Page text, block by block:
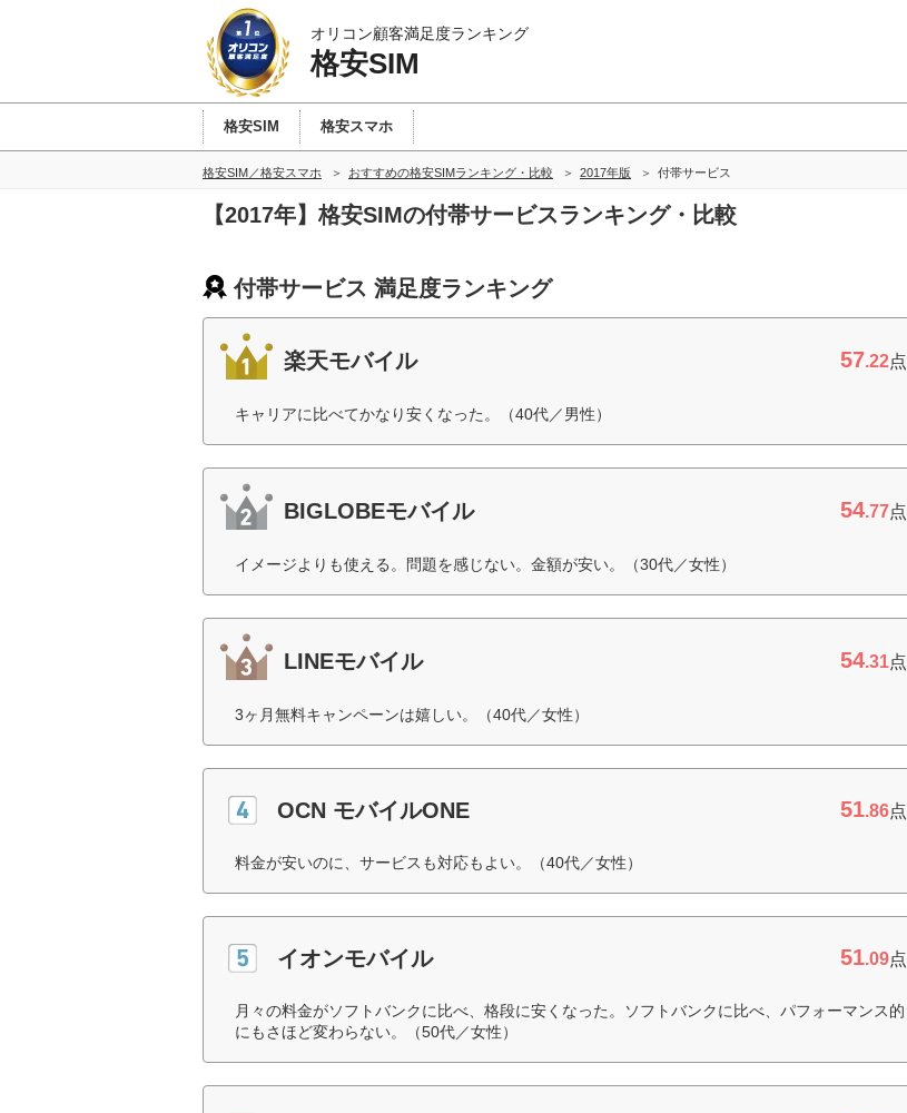
オリコン顧客満足度ランキング
格安SIM
格安SIM 格安スマホ
格安SIM／格安スマホ おすすめの格安SIMランキング・比較 2017年版 付帯サービス
【2017年】格安SIMの付帯サービスランキング・比較
付帯サービス 満足度ランキング
楽天モバイル 57.22点
キャリアに比べてかなり安くなった。（40代／男性）
BIGLOBEモバイル 54.77点
イメージよりも使える。問題を感じない。金額が安い。（30代／女性）
LINEモバイル 54.31点
3ヶ月無料キャンペーンは嬉しい。（40代／女性）
OCN モバイルONE 51.86点
料金が安いのに、サービスも対応もよい。（40代／女性）
イオンモバイル 51.09点
月々の料金がソフトバンクに比べ、格段に安くなった。ソフトバンクに比べ、パフォーマンス的
にもさほど変わらない。（50代／女性）